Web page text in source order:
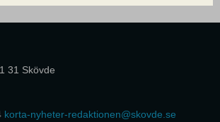
31 Skövde
korta-nyheter-redaktionen@skovde.se